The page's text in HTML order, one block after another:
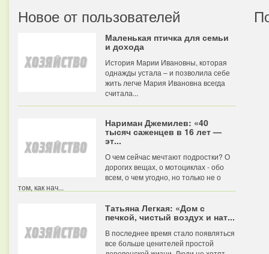
Новое от пользователей
Маленькая птичка для семьи
и дохода
История Марии Ивановны, которая
однажды устала – и позволила себе
жить легче Мария Ивановна всегда
считала...
Нариман Джемилев: «40
тысяч саженцев в 16 лет —
эт...
О чем сейчас мечтают подростки? О
дорогих вещах, о мотоциклах - обо
всем, о чем угодно, но только не о
том, как нач...
Татьяна Легкая: «Дом с
печкой, чистый воздух и нат...
В последнее время стало появляться
все больше ценителей простой